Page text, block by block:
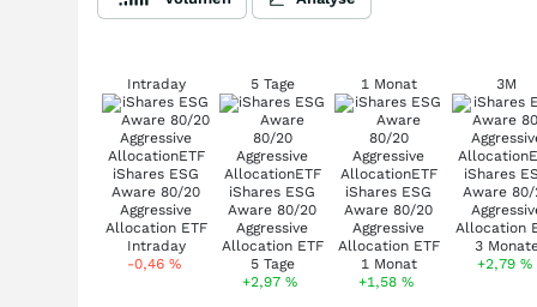
Intraday
-0,46 %
5 Tage
+2,97%
1 Monat
+1,58%
3M
+2,79 %